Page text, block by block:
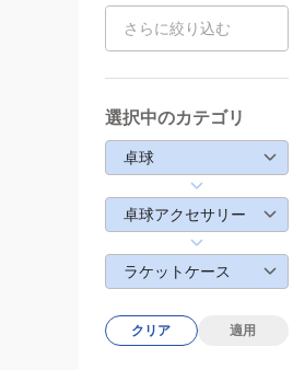
選択中のカテゴリ
卓球
卓球アクセサリー
ラケットケース
クリア 適用